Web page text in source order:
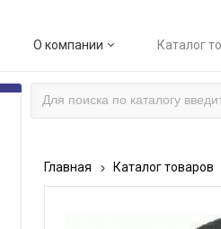
О компании Каталог
Главная Каталог товаров